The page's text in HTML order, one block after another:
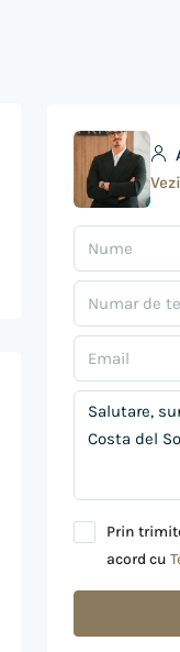
Prin
acord cu